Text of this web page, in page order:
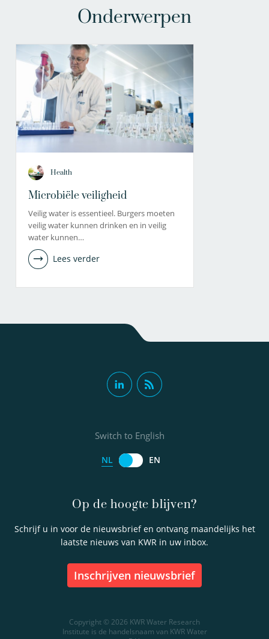
Onderwerpen
Health
Microbiële veiligheid
Veilig water is essentieel. Burgers moeten
veilig water kunnen drinken en in veilig
water kunnen…
Lees verder
Op de hoogte blijven?
Schrijf u in voor de nieuwsbrief en ontvang maandelijks het
laatste nieuws van KWR in uw inbox.
inschrijven nieuwsbrief
Switch to English
NL EN
Copyright © 2026 KWR Water Research
Institute is de handelsnaam van KWR Water